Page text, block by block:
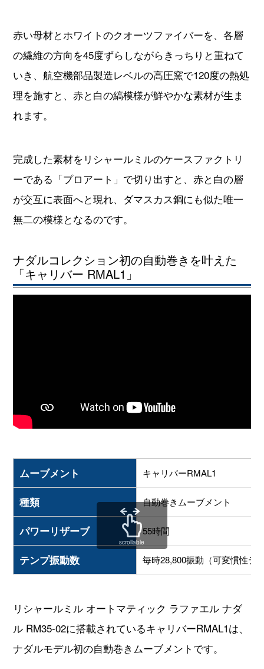
れます。
完成した素材をリシャールミルのケースファクトリ
ーである「プロアート」で切り出すと、赤と白の層
が交互に表面へと現れ、ダマスカス鋼にも似た唯一
ナダルコレクション初の自動巻きを叶えた
「キャリバー RMAL1」
種類
テンプ振動数 毎時28,800振動（可変慣性テ
リシャールミル オートマティック ラファエル ナダ
ル RM35-02に搭載されているキャリバーRMAL1は、
ナダルモデル初の自動巻きムーブメントです。
これまでナダルモデルは軽さを追求するため手巻き
ムーブメントが使用されてきましたが、顧客からの
熱い要望に応える形で、自動巻きムーブメントが搭